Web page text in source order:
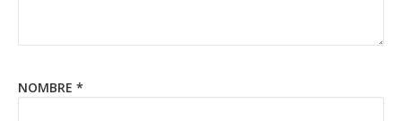
NOMBRE *